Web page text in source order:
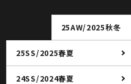
25AW/2025秋冬
25SS/2025春夏
24SS/2024春夏